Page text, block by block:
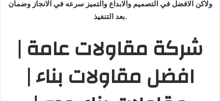
ولاكن الافضل في التصميم والابداع والتميز سرعه في الانجاز وضمان
بعد التنفيذ.
شركة مقاولات عامة |
افضل مقاولات بناء |